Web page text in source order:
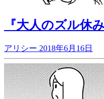
『大人のズル休
アリシー 2018年6月16日